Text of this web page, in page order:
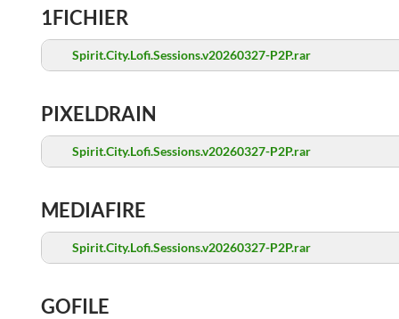
1FICHIER
Spirit.City.Lofi.Sessions.v20260327-P2P.rar
PIXELDRAIN
Spirit.City.Lofi.Sessions.v20260327-P2P.rar
MEDIAFIRE
Spirit.City.Lofi.Sessions.v20260327-P2P.rar
GOFILE